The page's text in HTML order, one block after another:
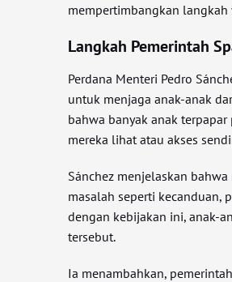
mempertimbangkan langkah
Langkah Pemerintah
Perdana Menteri Pedro
untuk menjaga anak-anak
bahwa banyak anak
mereka lihat atau akses
Sánchez menjelaskan
masalah seperti kecanduan,
dengan kebijakan ini, anak-
tersebut.
Ia menambahkan,